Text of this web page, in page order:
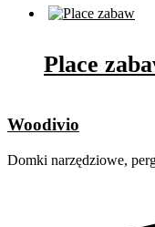
Place
Woodivio
Domki narzędziowe,